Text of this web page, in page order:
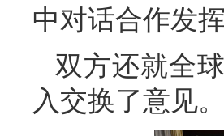
中对话合作发
双方还就全
入交换了意见。